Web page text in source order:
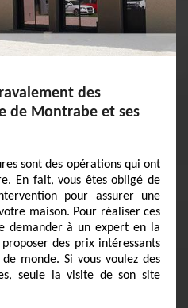
des
de Montrabe et ses
sont des opérations qui ont
En fait, vous êtes obligé de
pour assurer une
maison. Pour réaliser ces
demander à un expert en la
des prix intéressants
monde. Si vous voulez des
seule la visite de son site